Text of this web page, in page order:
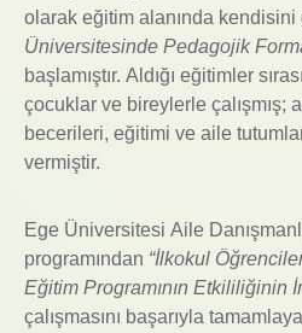
olarak eğitim alanında
Üniversitesinde Pedagojik
başlamıştır. Aldığı eğitimler
çocuklar ve bireylerle çalışmış;
becerileri, eğitimi ve aile
vermiştir.
Ege Üniversitesi Aile
programından “İlkokul
Eğitim Programının Etkililiğinin
çalışmasını başarıyla